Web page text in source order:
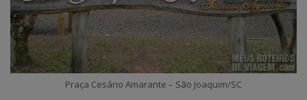
Praça Cesário Amarante – São Joaquim/SC